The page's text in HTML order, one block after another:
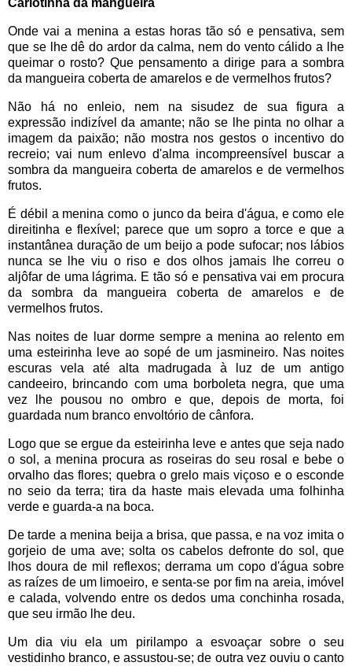
Carlotinha da mangueira
Onde vai a menina a estas horas tão só e pensativa, sem
que se lhe dê do ardor da calma, nem do vento cálido a lhe
queimar o rosto? Que pensamento a dirige para a sombra
da mangueira coberta de amarelos e de vermelhos frutos?
Não há no enleio, nem na sisudez de sua figura a
expressão indizível da amante; não se lhe pinta no olhar a
imagem da paixão; não mostra nos gestos o incentivo do
recreio; vai num enlevo d'alma incompreensível buscar a
sombra da mangueira coberta de amarelos e de vermelhos
frutos.
É débil a menina como o junco da beira d'água, e como ele
direitinha e flexível; parece que um sopro a torce e que a
instantânea duração de um beijo a pode sufocar; nos lábios
nunca se lhe viu o riso e dos olhos jamais lhe correu o
aljôfar de uma lágrima. E tão só e pensativa vai em procura
da sombra da mangueira coberta de amarelos e de
vermelhos frutos.
Nas noites de luar dorme sempre a menina ao relento em
uma esteirinha leve ao sopé de um jasmineiro. Nas noites
escuras vela até alta madrugada à luz de um antigo
candeeiro, brincando com uma borboleta negra, que uma
vez lhe pousou no ombro e que, depois de morta, foi
guardada num branco envoltório de cânfora.
Logo que se ergue da esteirinha leve e antes que seja nado
o sol, a menina procura as roseiras do seu rosal e bebe o
orvalho das flores; quebra o grelo mais viçoso e o esconde
no seio da terra; tira da haste mais elevada uma folhinha
verde e guarda-a na boca.
De tarde a menina beija a brisa, que passa, e na voz imita o
gorjeio de uma ave; solta os cabelos defronte do sol, que
lhos doura de mil reflexos; derrama um copo d'água sobre
as raízes de um limoeiro, e senta-se por fim na areia, imóvel
e calada, volvendo entre os dedos uma conchinha rosada,
que seu irmão lhe deu.
Um dia viu ela um pirilampo a esvoaçar sobre o seu
vestidinho branco, e assustou-se; de outra vez ouviu o canto